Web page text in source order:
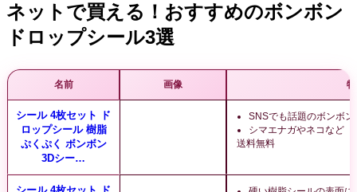
ネットで買える！おすすめのボンボン
ドロップシール3選
名前 画像
シール 4枚セット ド
ロップシール 樹脂
ぷくぷく ボンボン
3Dシー…
SNSでも話題のボンボ
シマエナガやネコなど
送料無料